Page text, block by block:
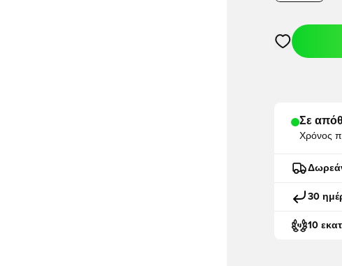
Ανοίγει ένα
Σε
Χρόνος
30
10